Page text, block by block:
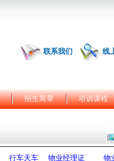
联系我们 线
招生简章 培训课程
行车天车 物业经理证
物